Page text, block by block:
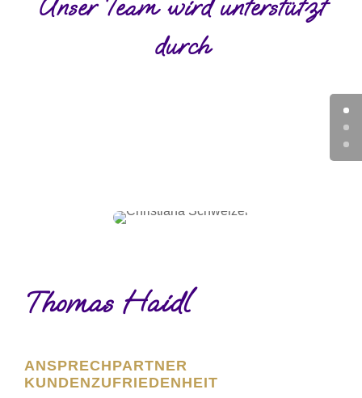
Unser Team wird unterstützt
durch
Thomas Haidl
ANSPRECHPARTNER
KUNDENZUFRIEDENHEIT